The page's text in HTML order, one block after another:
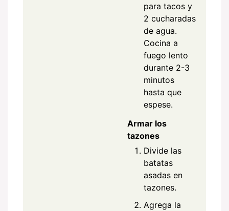
para tacos y
2 cucharadas
de agua.
Cocina a
fuego lento
durante 2-3
minutos
hasta que
espese.
Armar los
tazones
Divide las
batatas
asadas en
tazones.
Agrega la